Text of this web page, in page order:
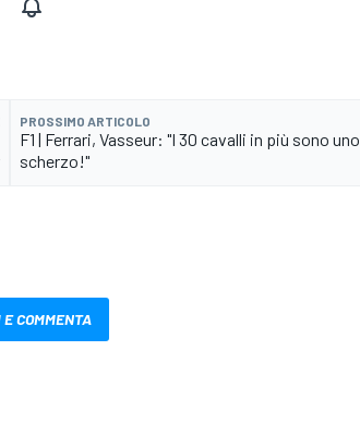
PROSSIMO ARTICOLO
F1 | Ferrari, Vasseur: "I 30 cavalli in più sono uno
scherzo!"
COMMENTA